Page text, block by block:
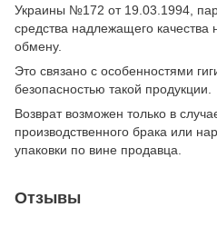
Украины №172 от 19.03.1994,
средства надлежащего качества
обмену.
Это связано с особенностями
безопасностью такой продукции.
Возврат возможен только в
производственного брака или
упаковки по вине продавца.
Отзывы